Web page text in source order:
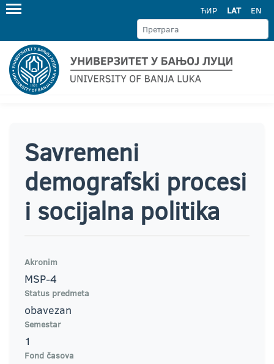
ЋИР LAT EN
Savremeni
demografski procesi
i socijalna politika
Akronim
MSP-4
Status predmeta
obavezan
Semestar
1
Fond časova